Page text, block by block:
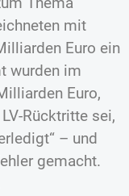
mit
Euro ein
wurden im
Euro,
Rücktritte sei,
– und
gemacht.